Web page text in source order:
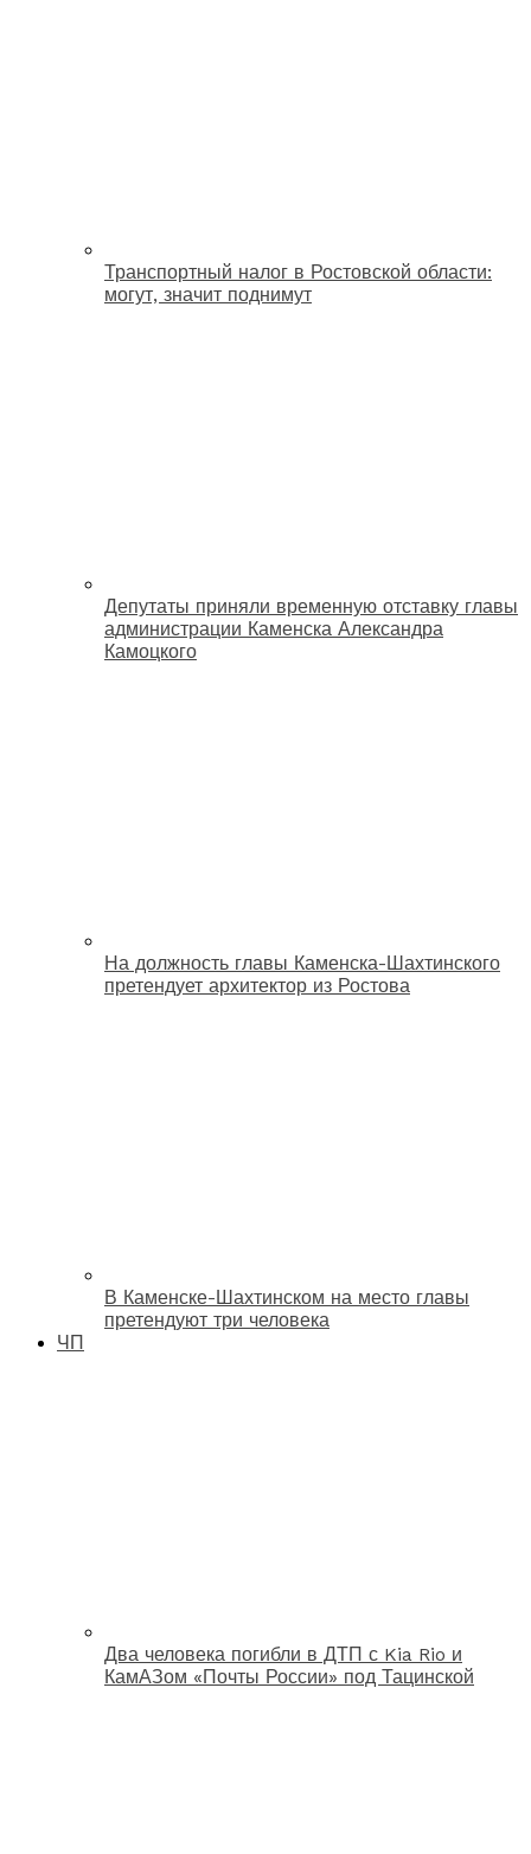
Транспортный налог в Ростовской области:
могут, значит поднимут
Депутаты приняли временную отставку главы
администрации Каменска Александра
Камоцкого
На должность главы Каменска-Шахтинского
претендует архитектор из Ростова
В Каменске-Шахтинском на место главы
претендуют три человека
ЧП
Два человека погибли в ДТП с Kia Rio и
КамАЗом «Почты России» под Тацинской